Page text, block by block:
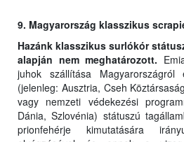
9. Magyarország klasszikus
Hazánk klasszikus surlókór
alapján nem meghatározott.
juhok szállítása Magyarországról
(jelenleg: Ausztria, Cseh
vagy nemzeti védekezési
Dánia, Szlovénia) státuszú
prionfehérje kimutatására